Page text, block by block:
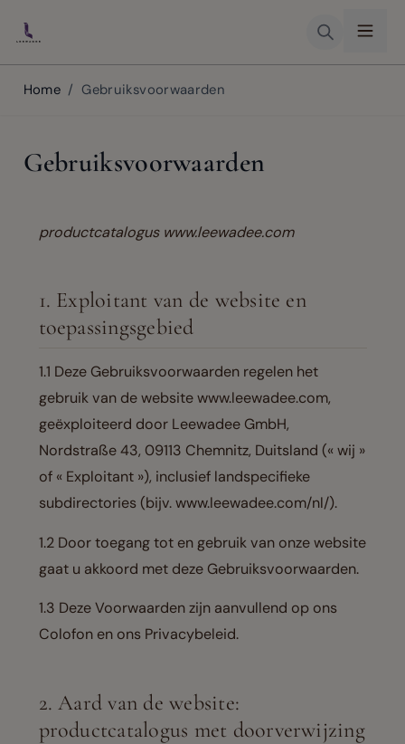
Home / Gebruiksvoorwaarden
Gebruiksvoorwaarden
productcatalogus www.leewadee.com
1. Exploitant van de website en
toepassingsgebied
1.1 Deze Gebruiksvoorwaarden regelen het
gebruik van de website www.leewadee.com,
geëxploiteerd door Leewadee GmbH,
Nordstraße 43, 09113 Chemnitz, Duitsland (« wij »
of « Exploitant »), inclusief landspecifieke
subdirectories (bijv. www.leewadee.com/nl/).
1.2 Door toegang tot en gebruik van onze website
gaat u akkoord met deze Gebruiksvoorwaarden.
1.3 Deze Voorwaarden zijn aanvullend op ons
Colofon en ons Privacybeleid.
2. Aard van de website:
productcatalogus met doorverwijzing